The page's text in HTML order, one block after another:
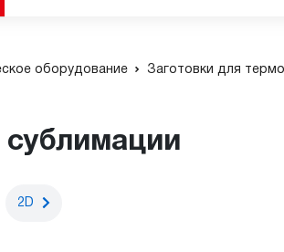
оборудование Заготовки для
сублимации
2D